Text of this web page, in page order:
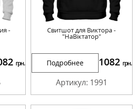
-
грн.
Свитшот для Виктора -
"НаВіктатор"
Подробнее 1082 грн.
Артикул: 1991